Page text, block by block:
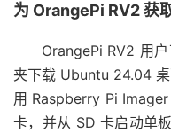
为 OrangePi RV2 获
OrangePi RV2 用
夹下载 Ubuntu 24.04
用 Raspberry Pi
卡，并从 SD 卡启动单